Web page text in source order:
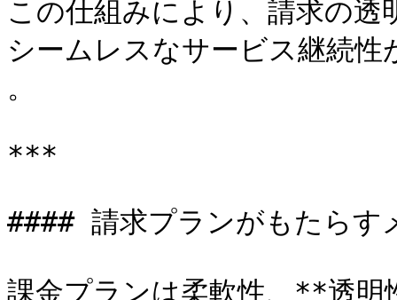
この仕組みにより、請求の
シームレスなサービス継続性
。
***
#### 請求プランがもたらす
課金プランは柔軟性、**透